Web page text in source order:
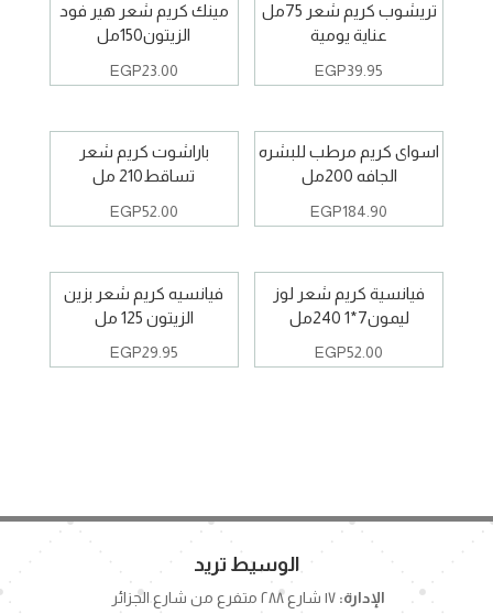
تريشوب كريم شعر 75مل
عناية يومية
EGP39.95
مينك كريم شعر هير فود
الزيتون150مل
EGP23.00
اسواى كريم مرطب للبشره
الجافه 200مل
EGP184.90
باراشوت كريم شعر
تساقط210 مل
EGP52.00
فيانسية كريم شعر لوز
ليمون7*1 240مل
EGP52.00
فيانسيه كريم شعر بزين
الزيتون 125 مل
EGP29.95
الوسيط تريد
الإدارة: